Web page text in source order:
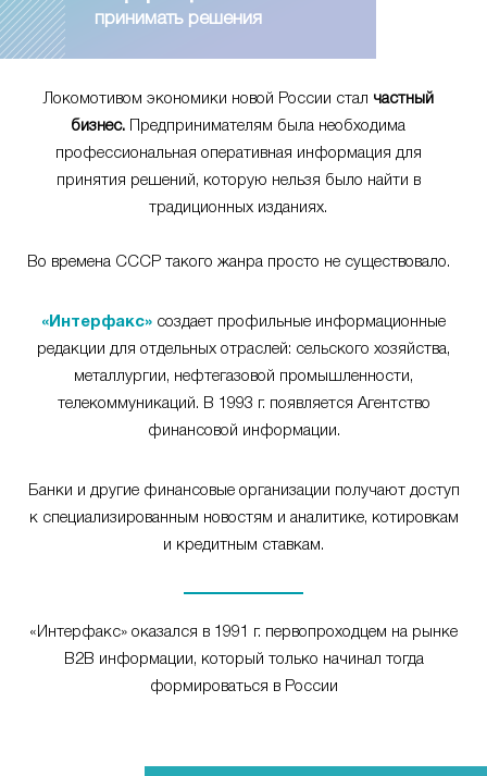
принимать решения
Локомотивом экономики новой России стал частный
бизнес. Предпринимателям была необходима
профессиональная оперативная информация для
принятия решений, которую нельзя было найти в
традиционных изданиях.
Во времена СССР такого жанра просто не существовало.
«Интерфакс» создает профильные информационные
редакции для отдельных отраслей: сельского хозяйства,
металлургии, нефтегазовой промышленности,
телекоммуникаций. В 1993 г. появляется Агентство
финансовой информации.
Банки и другие финансовые организации получают доступ
к специализированным новостям и аналитике, котировкам
и кредитным ставкам.
«Интерфакс» оказался в 1991 г. первопроходцем на рынке
B2B информации, который только начинал тогда
формироваться в России